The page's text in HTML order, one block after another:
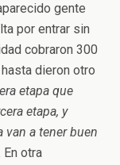
gente
por entrar sin
cobraron 300
dieron otro
etapa que
etapa, y
van a tener buen
En otra